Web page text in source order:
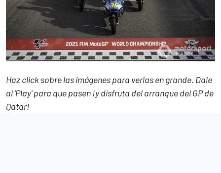
Haz click sobre las imágenes para verlas en grande. Dale
al 'Play' para que pasen ¡y disfruta del arranque del GP de
Qatar!